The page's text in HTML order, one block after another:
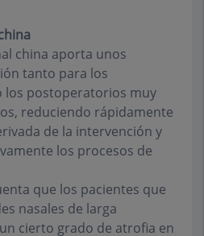
china aporta unos
tanto para los
postoperatorios muy
reduciendo rápidamente
de la intervención y
los procesos de
que los pacientes que
nasales de larga
cierto grado de atrofia en